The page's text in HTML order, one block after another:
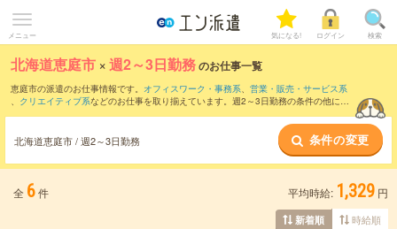
メニュー 気になる! ログイン 検索
北海道恵庭市 ×週2～3日勤務のお仕事一覧
恵庭市の派遣のお仕事情報です。 オフィスワーク・事務系、 営業・販売・サービス系
、 クリエイティブ系などのお仕事を取り揃えています。週2～3日勤務の条件の他に、
北海道恵庭市 / 週2～3日勤務 条件の変更
全 6件 平均時給: 1,329 円
新着順 時給順